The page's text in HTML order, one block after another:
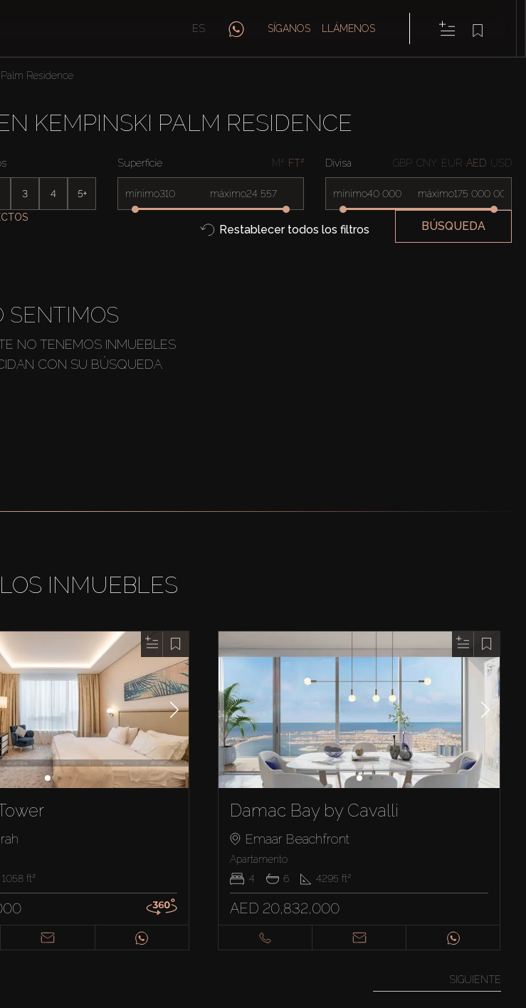
ES SÍGANOS LLÁMENOS
Residence
KEMPINSKI PALM RESIDENCE
3 4 5+
Superficie M² FT²
mínimo máximo
Divisa GBP CNY EUR AED USD
mínimo máximo
Restablecer todos los filtros BÚSQUEDA
SENTIMOS
NO TENEMOS INMUEBLES
CON SU BÚSQUEDA
INMUEBLES
1058ft²
Damac Bay by Cavalli
Emaar Beachfront
Apartamento
4
6 4295 ft²
AED 20,832,000
SIGUIENTE